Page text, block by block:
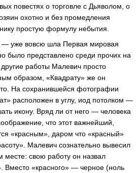
повестях о торговле с Дьяволом, о
охотно и без промедления
простую формулу небытия.
— уже вовсю шла Первая мировая
было представлено среди прочих на
работы Малевич просто
образом, «Квадрату» же он
На сохранившейся фотографии
расположен в углу, иод потолком —
икону. Вряд ли от него — человека
что этот важнейший,
«красным», даром что «красный»
Малевич сознательно вывесил
месте: свою работу он назвал
Вместо «красного» — черное (ноль